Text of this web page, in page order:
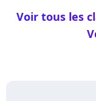
Voir tous les